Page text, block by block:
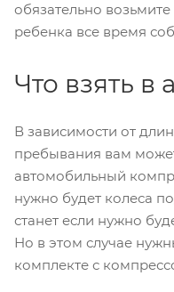
обязательно
ребенка все время
Что взять в
В зависимости от
пребывания вам
автомобильный
нужно будет колеса
станет если нужно
Но в этом случае
комплекте с